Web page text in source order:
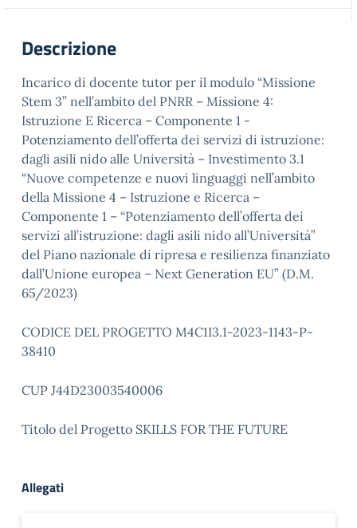
Descrizione
Incarico di docente tutor per il modulo “Missione
Stem 3” nell’ambito del PNRR – Missione 4:
Istruzione E Ricerca – Componente 1 -
Potenziamento dell’offerta dei servizi di istruzione:
dagli asili nido alle Università – Investimento 3.1
“Nuove competenze e nuovi linguaggi nell’ambito
della Missione 4 – Istruzione e Ricerca –
Componente 1 – “Potenziamento dell’offerta dei
servizi all’istruzione: dagli asili nido all’Università”
del Piano nazionale di ripresa e resilienza finanziato
dall’Unione europea – Next Generation EU” (D.M.
65/2023)
CODICE DEL PROGETTO M4C1I3.1-2023-1143-P-
38410
CUP J44D23003540006
Titolo del Progetto SKILLS FOR THE FUTURE
Allegati